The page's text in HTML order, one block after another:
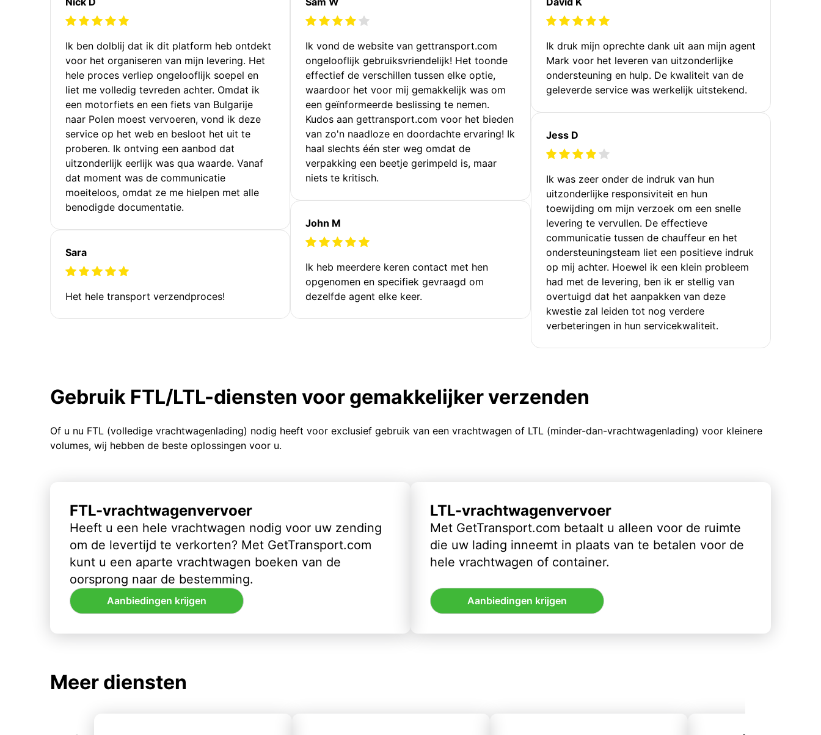
Ik ben dolblij dat ik dit platform heb ontdekt
voor het organiseren van mijn levering. Het
hele proces verliep ongelooflijk soepel en
liet me volledig tevreden achter. Omdat ik
een motorfiets en een fiets van Bulgarije
naar Polen moest vervoeren, vond ik deze
service op het web en besloot het uit te
proberen. Ik ontving een aanbod dat
uitzonderlijk eerlijk was qua waarde. Vanaf
dat moment was de communicatie
moeiteloos, omdat ze me hielpen met alle
benodigde documentatie.
Sara
Het hele transport verzendproces!
Ik vond de website van gettransport.com
ongelooflijk gebruiksvriendelijk! Het toonde
effectief de verschillen tussen elke optie,
waardoor het voor mij gemakkelijk was om
een geïnformeerde beslissing te nemen.
Kudos aan gettransport.com voor het bieden
van zo'n naadloze en doordachte ervaring! Ik
haal slechts één ster weg omdat de
verpakking een beetje gerimpeld is, maar
niets te kritisch.
John M
Ik heb meerdere keren contact met hen
opgenomen en specifiek gevraagd om
dezelfde agent elke keer.
Ik druk mijn oprechte dank uit aan mijn agent
Mark voor het leveren van uitzonderlijke
ondersteuning en hulp. De kwaliteit van de
geleverde service was werkelijk uitstekend.
Jess D
Ik was zeer onder de indruk van hun
uitzonderlijke responsiviteit en hun
toewijding om mijn verzoek om een snelle
levering te vervullen. De effectieve
communicatie tussen de chauffeur en het
ondersteuningsteam liet een positieve indruk
op mij achter. Hoewel ik een klein probleem
had met de levering, ben ik er stellig van
overtuigd dat het aanpakken van deze
kwestie zal leiden tot nog verdere
verbeteringen in hun servicekwaliteit.
Gebruik FTL/LTL-diensten voor gemakkelijker verzenden
Of u nu FTL (volledige vrachtwagenlading) nodig heeft voor exclusief gebruik van een vrachtwagen of LTL (minder-dan-vrachtwagenlading) voor kleinere
volumes, wij hebben de beste oplossingen voor u.
FTL-vrachtwagenvervoer
Heeft u een hele vrachtwagen nodig voor uw zending
om de levertijd te verkorten? Met GetTransport.com
kunt u een aparte vrachtwagen boeken van de
oorsprong naar de bestemming.
Aanbiedingen krijgen
LTL-vrachtwagenvervoer
Met GetTransport.com betaalt u alleen voor de ruimte
die uw lading inneemt in plaats van te betalen voor de
hele vrachtwagen of container.
Aanbiedingen krijgen
Meer diensten